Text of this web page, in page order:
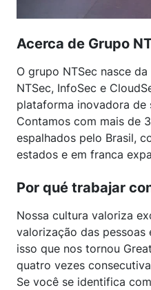
Acerca de Grupo
O grupo NTSec nasce
NTSec, InfoSec e
plataforma inovadora de
Contamos com mais de
espalhados pelo Brasil,
estados e em franca
Por qué trabajar
Nossa cultura valoriza
valorização das
isso que nos tornou
quatro vezes
Se você se identifica